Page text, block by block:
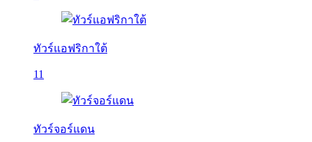
ทัวร์แอฟริกาใต้
11
ทัวร์จอร์แดน